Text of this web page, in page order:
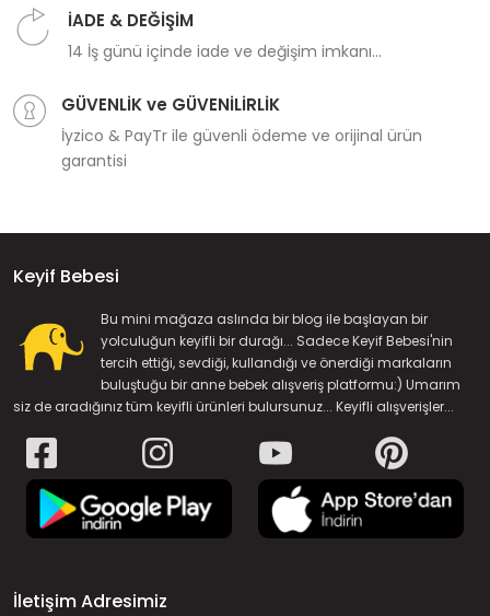
İADE & DEĞİŞİM
14 İş günü içinde iade ve değişim imkanı...
GÜVENLİK ve GÜVENİLİRLİK
İyzico & PayTr ile güvenli ödeme ve orijinal ürün
garantisi
Keyif Bebesi
Bu mini mağaza aslında bir blog ile başlayan bir
yolculuğun keyifli bir durağı... Sadece Keyif Bebesi'nin
tercih ettiği, sevdiği, kullandığı ve önerdiği markaların
buluştuğu bir anne bebek alışveriş platformu:) Umarım
siz de aradığınız tüm keyifli ürünleri bulursunuz... Keyifli alışverişler...
İletişim Adresimiz